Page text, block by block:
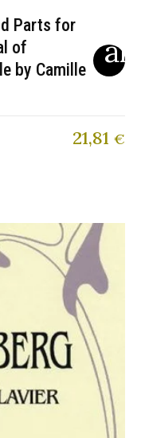
Parts for
of
by Camille
21,81 €